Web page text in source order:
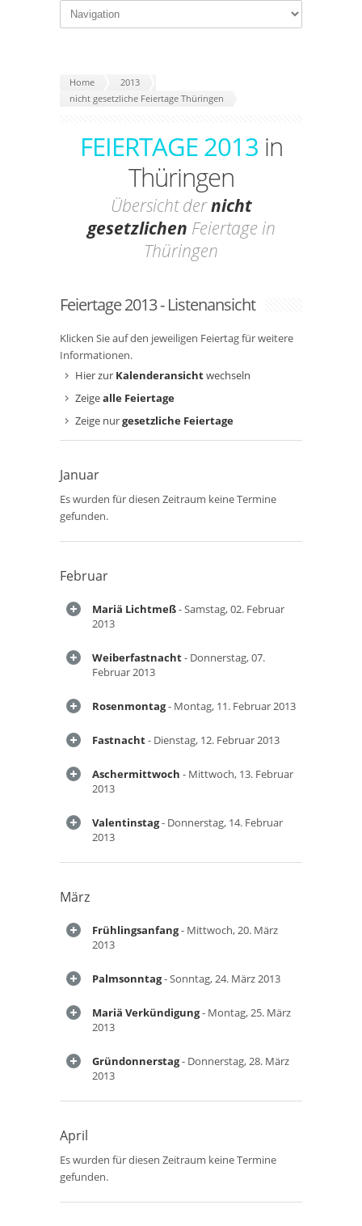
Home
2013
nicht gesetzliche Feiertage Thüringen
FEIERTAGE 2013 in
Thüringen
Übersicht dernicht
gesetzlichen Feiertage in
Thüringen
Feiertage 2013 - Listenansicht
Klicken Sie auf den jeweiligen Feiertag für weitere
Informationen.
Hier zur Kalenderansichtwechseln
Zeigealle Feiertage
Zeige nurgesetzliche Feiertage
Januar
Es wurden für diesen Zeitraum keine Termine
gefunden.
Februar
Mariä Lichtmeß- Samstag, 02. Februar
2013
Weiberfastnacht- Donnerstag, 07.
Februar 2013
Rosenmontag- Montag, 11. Februar 2013
Fastnacht- Dienstag, 12. Februar 2013
Aschermittwoch - Mittwoch, 13. Februar
2013
Valentinstag- Donnerstag, 14. Februar
2013
März
Frühlingsanfang- Mittwoch, 20. März
2013
Palmsonntag- Sonntag, 24. März 2013
Mariä Verkündigung- Montag, 25. März
2013
Gründonnerstag- Donnerstag, 28. März
2013
April
Es wurden für diesen Zeitraum keine Termine
gefunden.